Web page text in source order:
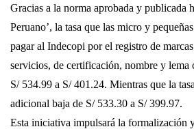
Gracias a la norma aprobada y publicada
Peruano’, la tasa que las micro y
pagar al Indecopi por el registro de
servicios, de certificación, nombre y lema
S/ 534.99 a S/ 401.24. Mientras que la
adicional baja de S/ 533.30 a S/ 399.97.
Esta iniciativa impulsará la formalización